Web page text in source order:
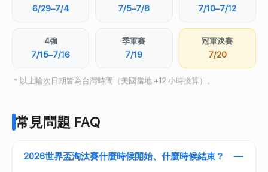
6/29–7/4 7/5–7/8 7/10–7/12
4強
7/15–7/16
季軍賽
7/19
冠軍決賽
7/20
＊以上輪次日期皆為台灣時間（美國當地 +12 小時換算）。
常見問題 FAQ
2026世界盃淘汰賽什麼時候開始、什麼時候結束？